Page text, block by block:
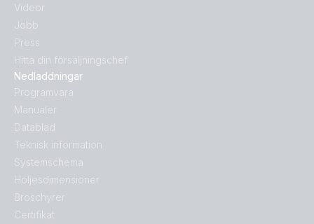
Nedladdningar
Programvara
Manualer
Datablad
Teknisk information
Systemschema
Höljesdimensioner
Broschyrer
Certifikat
Videor
Jobb
Press
Hitta din försäljningschef